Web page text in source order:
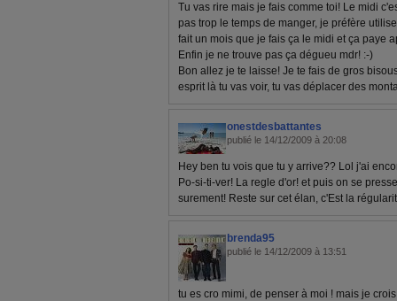
Tu vas rire mais je fais comme toi! Le midi
pas trop le temps de manger, je préfère
fait un mois que je fais ça le midi et ça paye
Enfin je ne trouve pas ça dégueu mdr! :-)
Bon allez je te laisse! Je te fais de gros
esprit là tu vas voir, tu vas déplacer des
onestdesbattantes
publié le 14/12/2009 à 20:08
Hey ben tu vois que tu y arrive?? Lol j'ai
Po-si-ti-ver! La regle d'or! et puis on se
surement! Reste sur cet élan, c'Est la
brenda95
publié le 14/12/2009 à 13:51
tu es cro mimi, de penser à moi ! mais je